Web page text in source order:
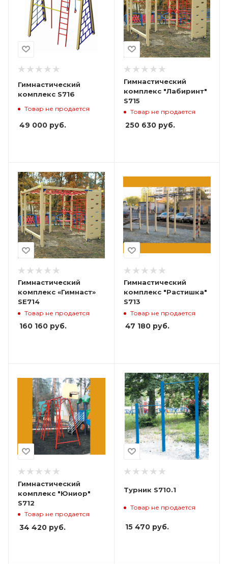
Гимнастический
комплекс S716
Товар не продается
49 000 руб.
Гимнастический
комплекс "Лабиринт"
S715
Товар не продается
250 630руб.
Гимнастический
комплекс «Гимнаст»
SE714
Товар не продается
160 160 руб.
Гимнастический
комплекс "Растишка"
S713
Товар не продается
47 180руб.
Гимнастический
комплекс "Юниор"
S712
Товар не продается
34 420 руб.
Турник S710.1
Товар не продается
15 470руб.